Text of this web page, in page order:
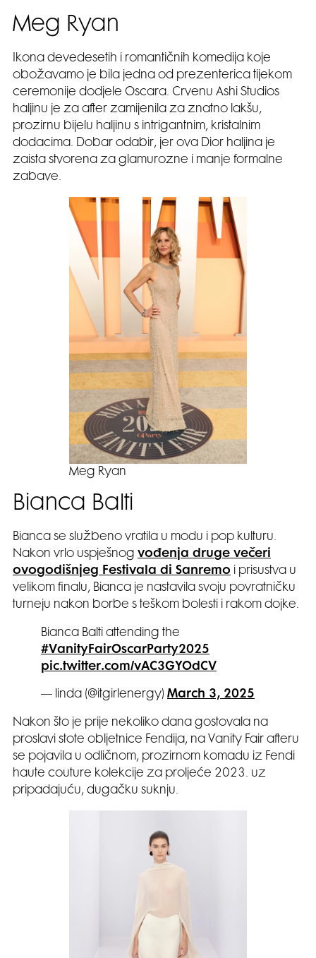
Meg Ryan
Ikona devedesetih i romantičnih komedija koje
obožavamo je bila jedna od prezenterica tijekom
ceremonije dodjele Oscara. Crvenu Ashi Studios
haljinu je za after zamijenila za znatno lakšu,
prozirnu bijelu haljinu s intrigantnim, kristalnim
dodacima. Dobar odabir, jer ova Dior haljina je
zaista stvorena za glamurozne i manje formalne
zabave.
Meg Ryan
Bianca Balti
Bianca se službeno vratila u modu i pop kulturu.
Nakon vrlo uspješnog vođenja druge večeri
ovogodišnjeg Festivala di Sanremo i prisustva u
velikom finalu, Bianca je nastavila svoju povratničku
turneju nakon borbe s teškom bolesti i rakom dojke.
Bianca Balti attending the
#VanityFairOscarParty2025
pic.twitter.com/vAC3GYOdCV
— linda‎‎ (@itgirlenergy) March 3, 2025
Nakon što je prije nekoliko dana gostovala na
proslavi stote obljetnice Fendija, na Vanity Fair afteru
se pojavila u odličnom, prozirnom komadu iz Fendi
haute couture kolekcije za proljeće 2023. uz
pripadajuću, dugačku suknju.